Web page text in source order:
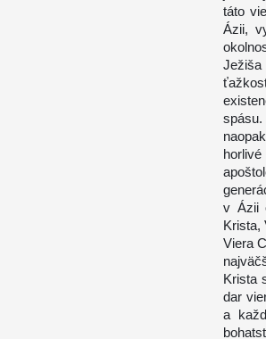
táto
Ázii,
Ježiša
v Ázii
Krista,
Viera
Krista
dar
a